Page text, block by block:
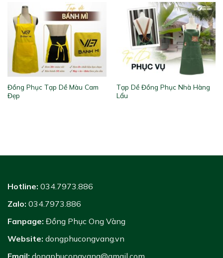
Đồng Phục Tạp Dề Màu Cam
Đẹp
Tạp Dề Đồng Phục Nhà Hàng
Lẩu
Hotline: 034.7973.886
Zalo: 034.7973.886
Fanpage: Đồng Phục Ong Vàng
Website: dongphucongvang.vn
Email: dongphucongvang@gmail.com